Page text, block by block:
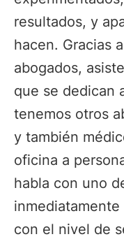
resultados, y
hacen. Gracias
abogados,
que se dedican
tenemos otros
y también
oficina a
habla con uno
con el nivel de